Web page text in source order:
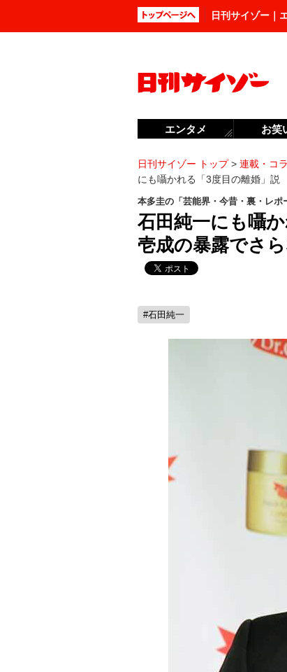
日刊サイゾー｜
日刊サイゾー トップ> 連載・コ
にも囁かれる「3度目の離婚」説
本多圭の「芸能界・今昔・裏・レポ
石田純一にも囁
壱成の暴露でさ
#石田純一
エンタメ お笑